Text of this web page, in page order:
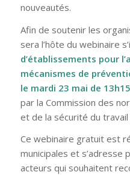
nouveautés.
Afin de soutenir les
sera l’hôte du webinaire
d’établissements pour
mécanismes de
le mardi 23 mai de
par la Commission des
et de la sécurité du travail
Ce webinaire gratuit est
municipales et s’adresse
acteurs qui souhaitent